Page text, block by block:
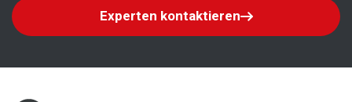
Experten kontaktieren